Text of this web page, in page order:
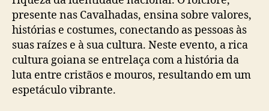
presente nas Cavalhadas, ensina sobre valores,
histórias e costumes, conectando as pessoas às
suas raízes e à sua cultura. Neste evento, a rica
cultura goiana se entrelaça com a história da
luta entre cristãos e mouros, resultando em um
espetáculo vibrante.